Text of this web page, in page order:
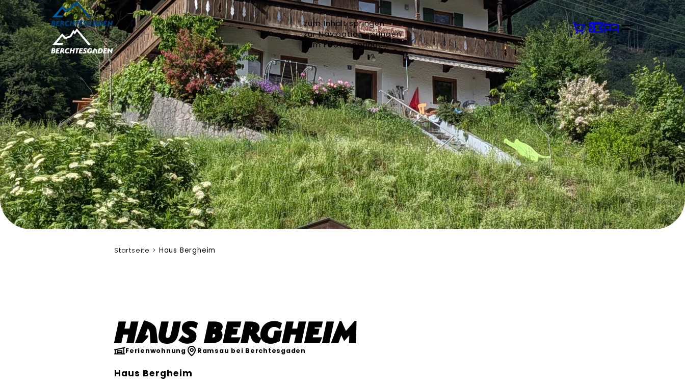
zum Inhalt springen
zur Navigation springen
zum Footer springen
Startseite Haus Bergheim
Haus Bergheim
Ferienwohnung Ramsau bei Berchtesgaden
Haus Bergheim